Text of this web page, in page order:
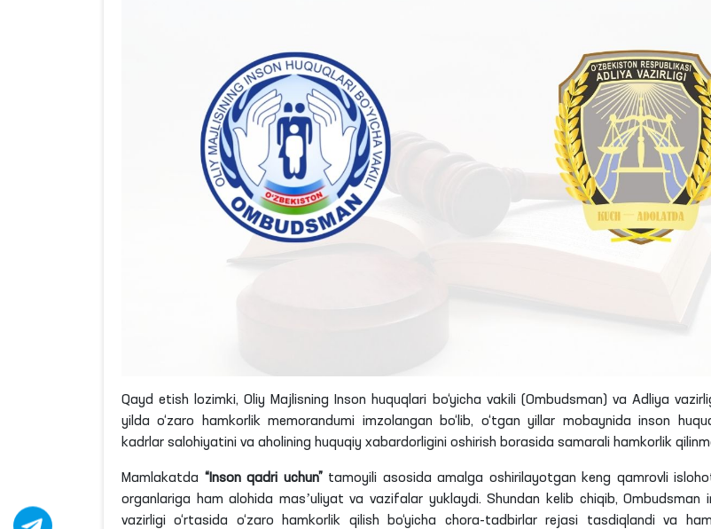
Qayd etish lozimki, Oliy Majlisning Inson huquqlari bo‘yicha vakili (Ombudsman) va Adliya
yilda o‘zaro hamkorlik memorandumi imzolangan bo‘lib, o‘tgan yillar mobaynida inson
kadrlar salohiyatini va aholining huquqiy xabardorligini oshirish borasida samarali hamkorlik
Mamlakatda “Inson qadri uchun”tamoyili asosida amalga oshirilayotgan keng qamrovli
organlariga ham alohida masʼuliyat va vazifalar yuklaydi. Shundan kelib chiqib,
vazirligi o‘rtasida o‘zaro hamkorlik qilish bo‘yicha chora-tadbirlar rejasi tasdiqlandi va